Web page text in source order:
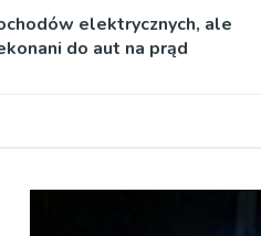
elektrycznych, ale
do aut na prąd